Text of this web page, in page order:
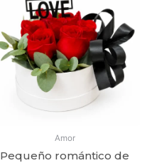
Amor
Pequeño romántico de